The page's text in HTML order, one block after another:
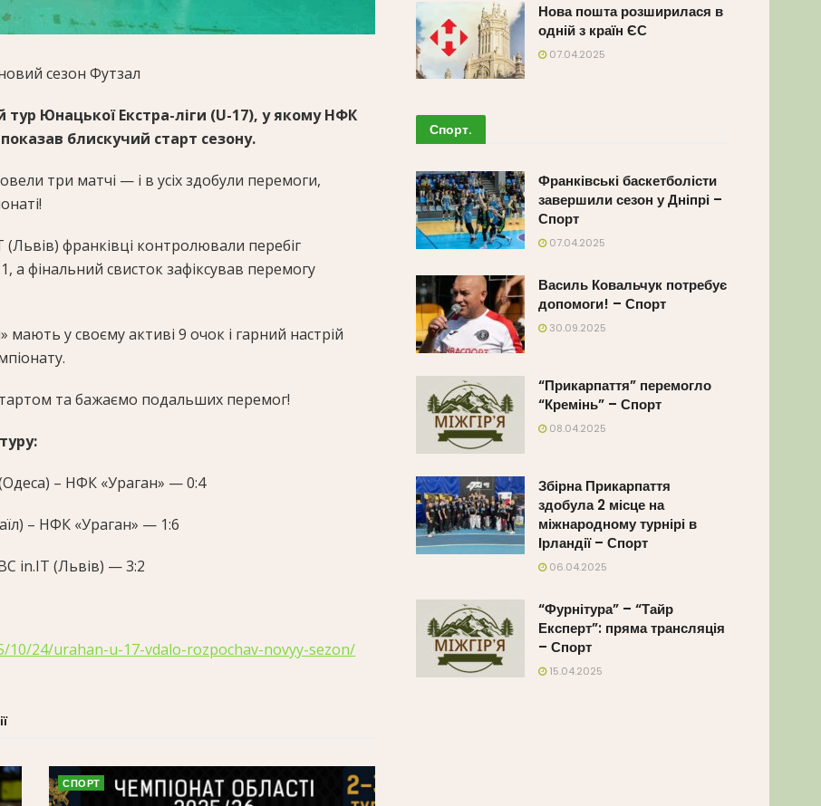
сезон Футзал
Юнацької Екстра-ліги (U-17), у якому НФК
блискучий старт сезону.
три матчі — і в усіх здобули перемоги,
(Львів) франківці контролювали перебіг
а фінальний свисток зафіксував перемогу
мають у своєму активі 9 очок і гарний настрій
та бажаємо подальших перемог!
– НФК «Ураган» — 0:4
– НФК «Ураган» — 1:6
in.IT (Львів) — 3:2
10/24/urahan-u-17-vdalo-rozpochav-novyy-sezon/
СПОРТ
Нова пошта розширилася в
одній з країн ЄС
07.04.2025
Спорт.
Франківські баскетболісти
завершили сезон у Дніпрі –
Спорт
07.04.2025
Василь Ковальчук потребує
допомоги! – Спорт
30.09.2025
“Прикарпаття” перемогло
“Кремінь” – Спорт
08.04.2025
Збірна Прикарпаття
здобула 2 місце на
міжнародному турнірі в
Ірландії – Спорт
06.04.2025
“Фурнітура” – “Тайр
Експерт”: пряма трансляція
– Спорт
15.04.2025